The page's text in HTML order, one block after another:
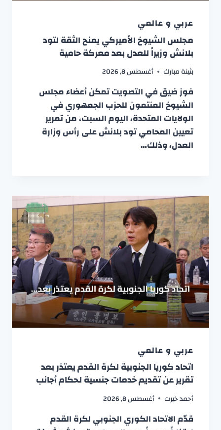
عربي و عالمي
مجلس الشيوخ الأميركي يمنح الثقة لتود
بلانش وزيراً للعدل بعد معركة حامية
بثينة مبارك أغسطس 8, 2026
فوز ضيق في التصويت تمكن أعضاء مجلس
الشيوخ المنتمون للحزب الجمهوري في
الولايات المتحدة، اليوم السبت، من تمرير
تعيين المحامي تود بلانش على رأس وزارة
العدل، وذلك…
عربي و عالمي
اتحاد كوريا الجنوبية لكرة القدم يعتذر بعد
تقرير عن تقديم خدمات جنسية لحكام أجانب
أحمد خيرت أغسطس 8, 2026
قدّم الاتحاد الكوري الجنوبي لكرة القدم